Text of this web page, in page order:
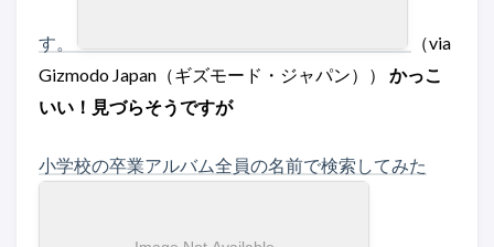
す。
（via
Gizmodo Japan（ギズモード・ジャパン）） かっこ
いい！見づらそうですが
小学校の卒業アルバム全員の名前で検索してみた